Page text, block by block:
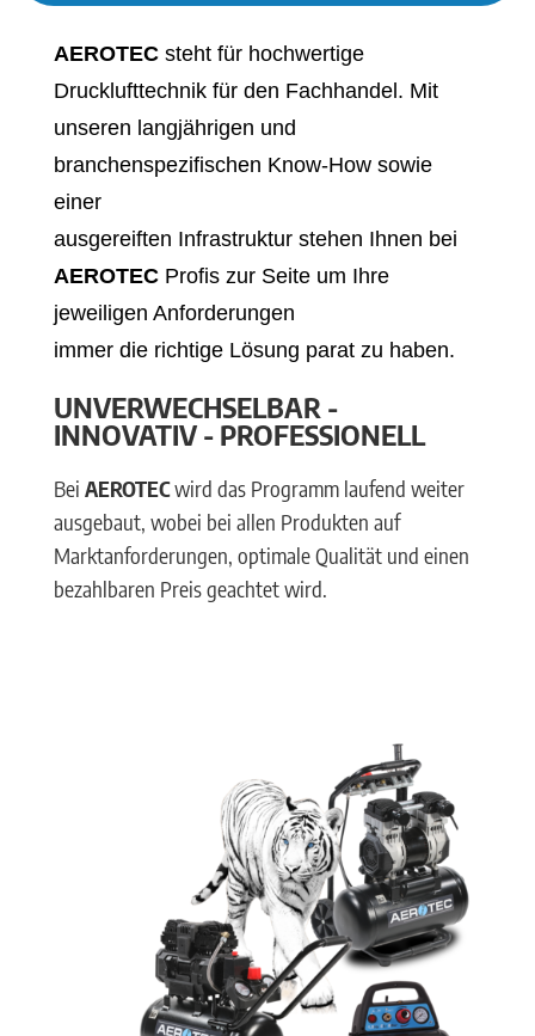
AEROTEC steht für hochwertige
Drucklufttechnik für den Fachhandel. Mit
unseren langjährigen und
branchenspezifischen Know-How sowie
einer
ausgereiften Infrastruktur stehen Ihnen bei
AEROTEC Profis zur Seite um Ihre
jeweiligen Anforderungen
immer die richtige Lösung parat zu haben.
UNVERWECHSELBAR -
INNOVATIV - PROFESSIONELL
Bei AEROTECwird das Programm laufend weiter
ausgebaut, wobei bei allen Produkten auf
Marktanforderungen, optimale Qualität und einen
bezahlbaren Preis geachtet wird.